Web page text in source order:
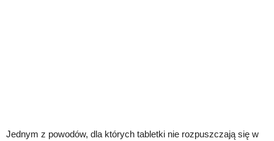
Jednym z powodów, dla których tabletki nie rozpuszczają się w